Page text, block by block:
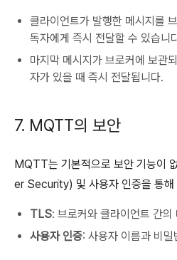
클라이언트가 발행한 메시지를
독자에게 즉시 전달할 수 있습니
마지막 메시지가 브로커에 보관
자가 있을 때 즉시 전달됩니다.
7. MQTT의 보안
MQTT는 기본적으로 보안 기능이
er Security) 및 사용자 인증을 통해
TLS: 브로커와 클라이언트 간의
사용자 인증: 사용자 이름과 비